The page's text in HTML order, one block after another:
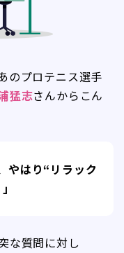
のプロテニス選手
猛志さんからこん
やはり“リラック
な質問に対し